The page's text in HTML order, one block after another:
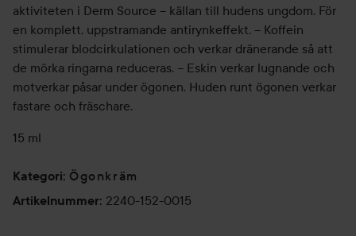
aktiviteten i Derm Source – källan till hudens ungdom. För
en komplett, uppstramande antirynkeffekt. – Koffein
stimulerar blodcirkulationen och verkar dränerande så att
de mörka ringarna reduceras. – Eskin verkar lugnande och
motverkar påsar under ögonen. Huden runt ögonen verkar
fastare och fräschare.
15 ml
Kategori: Ögonkräm
Artikelnummer: 2240-152-0015